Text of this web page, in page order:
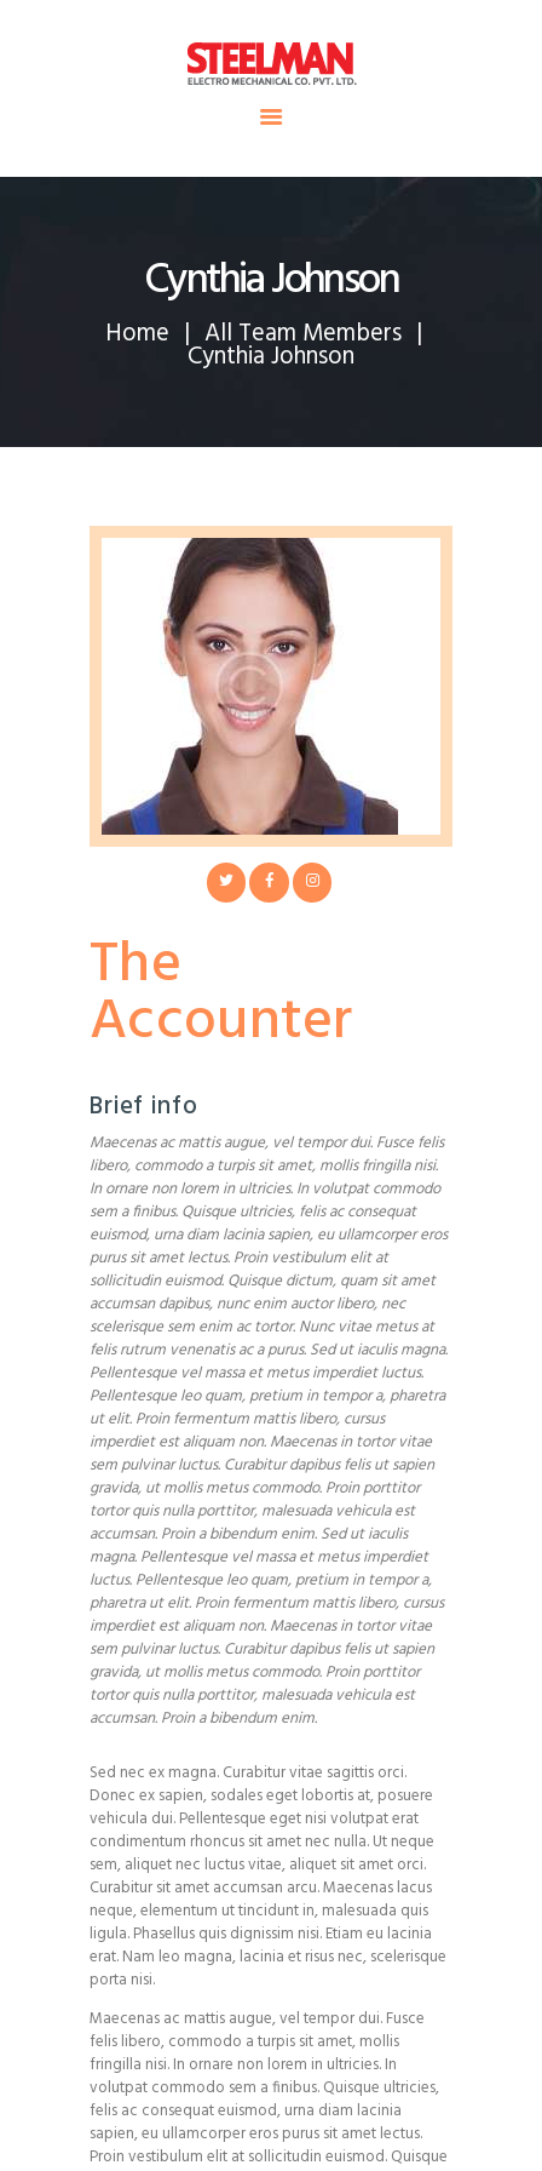
Cynthia Johnson
Home All Team Members
Cynthia Johnson
Steelman
POWER OF WORLD
The
Accounter
Brief info
Maecenas ac mattis augue, vel tempor dui. Fusce felis
libero, commodo a turpis sit amet, mollis fringilla nisi.
In ornare non lorem in ultricies. In volutpat commodo
sem a finibus. Quisque ultricies, felis ac consequat
euismod, urna diam lacinia sapien, eu ullamcorper eros
purus sit amet lectus. Proin vestibulum elit at
sollicitudin euismod. Quisque dictum, quam sit amet
accumsan dapibus, nunc enim auctor libero, nec
scelerisque sem enim ac tortor. Nunc vitae metus at
felis rutrum venenatis ac a purus. Sed ut iaculis magna.
Pellentesque vel massa et metus imperdiet luctus.
Pellentesque leo quam, pretium in tempor a, pharetra
ut elit. Proin fermentum mattis libero, cursus
imperdiet est aliquam non. Maecenas in tortor vitae
sem pulvinar luctus. Curabitur dapibus felis ut sapien
gravida, ut mollis metus commodo. Proin porttitor
tortor quis nulla porttitor, malesuada vehicula est
accumsan. Proin a bibendum enim. Sed ut iaculis
magna. Pellentesque vel massa et metus imperdiet
luctus. Pellentesque leo quam, pretium in tempor a,
pharetra ut elit. Proin fermentum mattis libero, cursus
imperdiet est aliquam non. Maecenas in tortor vitae
sem pulvinar luctus. Curabitur dapibus felis ut sapien
gravida, ut mollis metus commodo. Proin porttitor
tortor quis nulla porttitor, malesuada vehicula est
accumsan. Proin a bibendum enim.
Sed nec ex magna. Curabitur vitae sagittis orci.
Donec ex sapien, sodales eget lobortis at, posuere
vehicula dui. Pellentesque eget nisi volutpat erat
condimentum rhoncus sit amet nec nulla. Ut neque
sem, aliquet nec luctus vitae, aliquet sit amet orci.
Curabitur sit amet accumsan arcu. Maecenas lacus
neque, elementum ut tincidunt in, malesuada quis
ligula. Phasellus quis dignissim nisi. Etiam eu lacinia
erat. Nam leo magna, lacinia et risus nec, scelerisque
porta nisi.
Maecenas ac mattis augue, vel tempor dui. Fusce
felis libero, commodo a turpis sit amet, mollis
fringilla nisi. In ornare non lorem in ultricies. In
volutpat commodo sem a finibus. Quisque ultricies,
felis ac consequat euismod, urna diam lacinia
sapien, eu ullamcorper eros purus sit amet lectus.
Proin vestibulum elit at sollicitudin euismod. Quisque